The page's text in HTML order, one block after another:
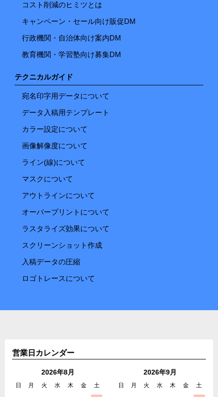
コスト削減のヒミツとは
キャンペーン・セール向け販促DM
行政機関・自治体向け案内DM
教育機関・学習塾向け募集DM
テクニカルガイド
宛名印字用データについて
データ入稿用テンプレート
カラー設定について
画像解像度について
ライン(線)について
マスクについて
アウトラインについて
オーバープリントについて
ラスタライズ効果について
スクリーンショット作成
入稿データの圧縮
ロゴトレースについて
営業日カレンダー
2026年8月
日 月 火 水 木 金 土
2026年9月
日 月 火 水 木 金 土